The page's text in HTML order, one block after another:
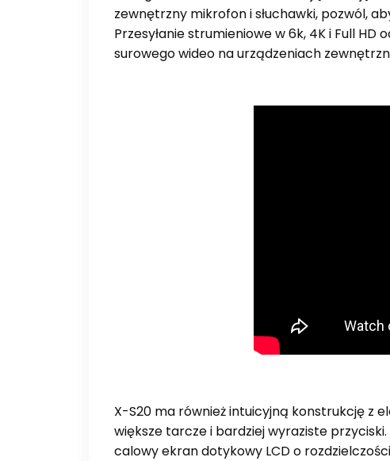
zewnętrzny mikrofon i słuchawki, pozwól,
Przesyłanie strumieniowe w 6k, 4K i Full
surowego wideo na urządzeniach
X-S20 ma również intuicyjną konstrukcję z
większe tarcze i bardziej wyraziste
calowy ekran dotykowy LCD o